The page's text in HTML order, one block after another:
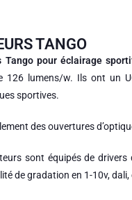
TANGO
Tango pour éclairage
126 lumens/w. Ils ont un
sportives.
des ouvertures
sont équipés de drivers
de gradation en 1-10v,